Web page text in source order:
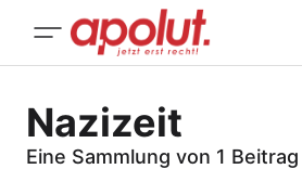
Nazizeit
Eine Sammlung von 1 Beitrag